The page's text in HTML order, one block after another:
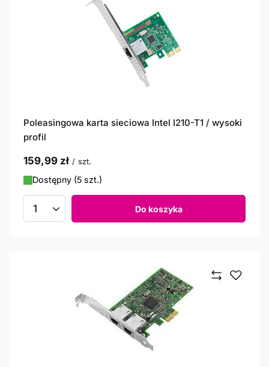
Poleasingowa karta sieciowa Intel I210-T1 / wysoki
profil
159,99 zł / szt.
Dostępny (5 szt.)
Ilość produktów Do koszyka